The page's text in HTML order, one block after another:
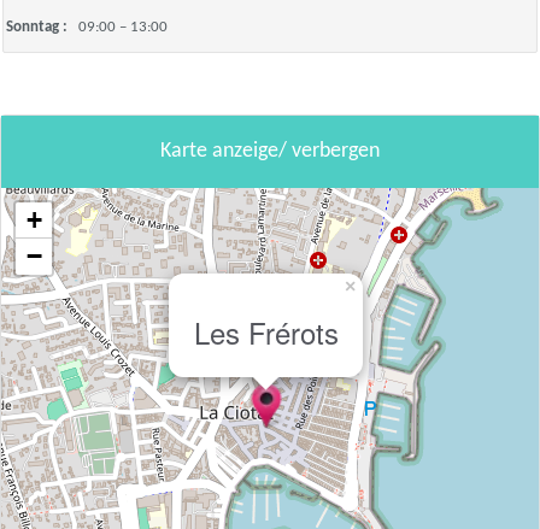
Sonntag : 09:00 – 13:00
Karte anzeige/ verbergen
Les Frérots
×
+
−